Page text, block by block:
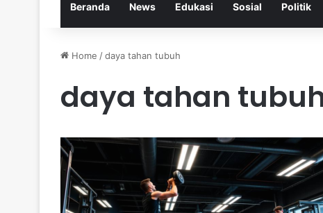
Beranda News Edukasi Sosial Politik
Home /daya tahan tubuh
daya tahan